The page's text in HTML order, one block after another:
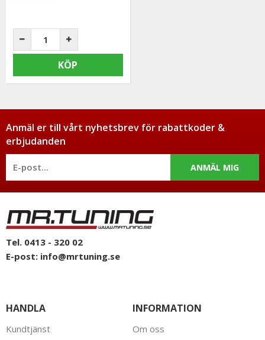
KÖP
Anmäl er till vårt nyhetsbrev för rabattkoder &
erbjudanden
ANMÄL MIG
Tel. 0413 - 320 02
E-post: info@mrtuning.se
HANDLA
Kundtjänst
INFORMATION
Om oss